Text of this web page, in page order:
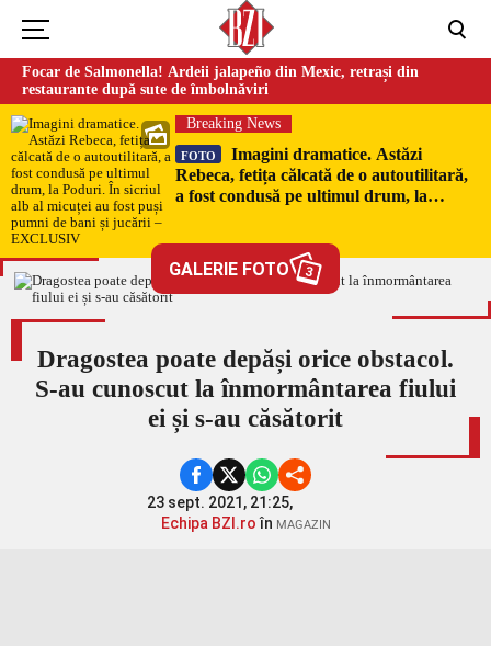
Focar de Salmonella! Ardeii jalapeño din Mexic, retrași din
restaurante după sute de îmbolnăviri
Breaking News
FOTO
Imagini dramatice. Astăzi
Rebeca, fetița călcată de o autoutilitară,
a fost condusă pe ultimul drum, la
EXCLUSIV
GALERIE FOTO 3
Dragostea poate depăși orice obstacol.
S-au cunoscut la înmormântarea fiului
ei și s-au căsătorit
23 sept. 2021, 21:25,
Echipa BZI.roîn MAGAZIN